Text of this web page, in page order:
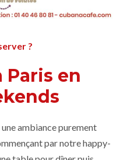
?
Paris en
ambiance purement
par notre happy-